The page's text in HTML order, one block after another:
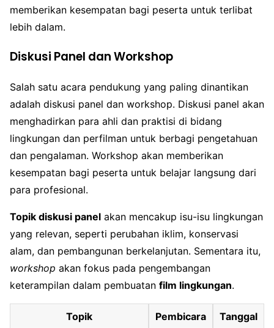
memberikan kesempatan bagi peserta untuk terlibat
lebih dalam.
Diskusi Panel dan Workshop
Salah satu acara pendukung yang paling dinantikan
adalah diskusi panel dan workshop. Diskusi panel akan
menghadirkan para ahli dan praktisi di bidang
lingkungan dan perfilman untuk berbagi pengetahuan
dan pengalaman. Workshop akan memberikan
kesempatan bagi peserta untuk belajar langsung dari
para profesional.
Topik diskusi panel akan mencakup isu-isu lingkungan
yang relevan, seperti perubahan iklim, konservasi
alam, dan pembangunan berkelanjutan. Sementara itu,
workshop akan fokus pada pengembangan
keterampilan dalam pembuatan film lingkungan.
Topik Pembicara Tanggal